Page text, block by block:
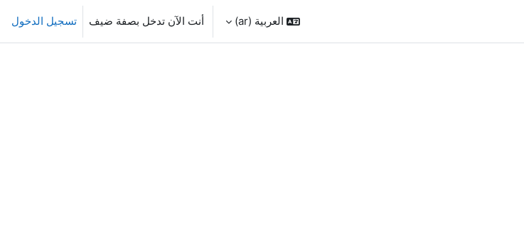
العربية ‎(ar)‎ أنت الآن تدخل بصفة ضيف تسجيل الدخول